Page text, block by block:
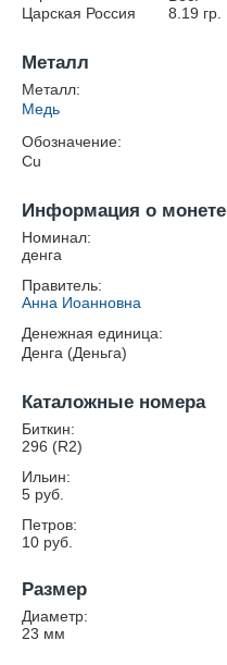
Царская Россия
8.19 гр.
Металл
Металл:
Медь
Обозначение:
Cu
Информация о монете
Номинал:
денга
Правитель:
Анна Иоанновна
Денежная единица:
Денга (Деньга)
Каталожные номера
Биткин:
296 (R2)
Ильин:
5 руб.
Петров:
10 руб.
Размер
Диаметр:
23 мм